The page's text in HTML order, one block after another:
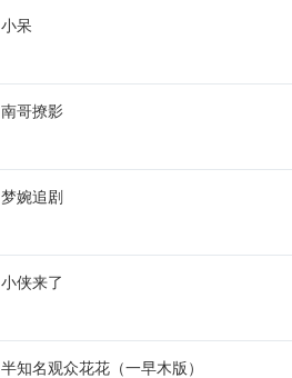
小呆
南哥撩影
梦婉追剧
小侠来了
半知名观众花花（一早木版）